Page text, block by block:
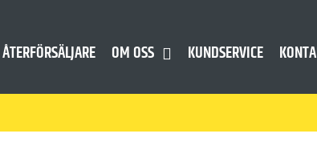
ÅTERFÖRSÄLJARE OM OSS KUNDSERVICE